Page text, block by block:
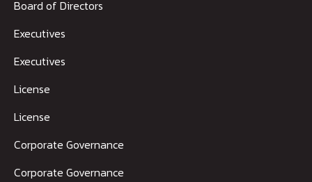
Board of Directors
Executives
Executives
License
License
Corporate Governance
Corporate Governance